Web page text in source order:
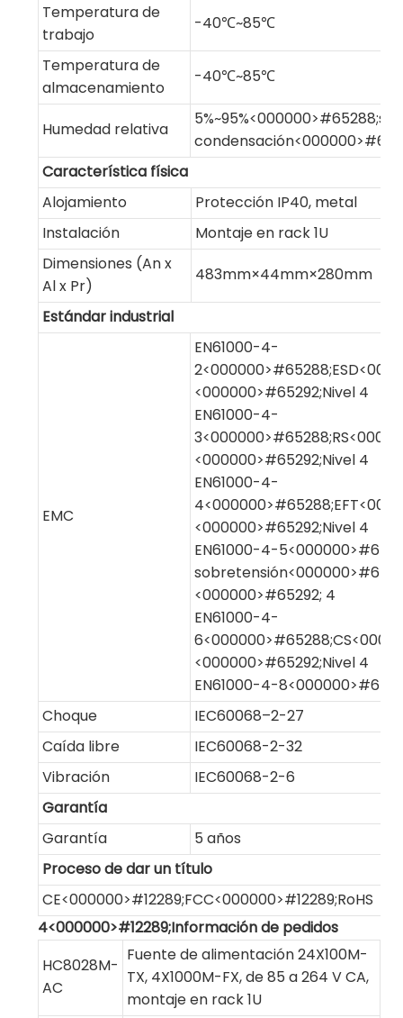
Temperatura de
trabajo
-40℃~85℃
Temperatura de
almacenamiento
-40℃~85℃
Humedad relativa
5%~95%<000000>#65288;sin
Característica física
Alojamiento
Protección IP40, metal
Instalación
Montaje en rack 1U
Dimensiones (An x
Al x Pr)
483mm×44mm×280mm
Estándar industrial
EMC
EN61000-4-
<000000>#65292;Nivel 4
EN61000-4-
<000000>#65292;Nivel 4
EN61000-4-
<000000>#65292;Nivel 4
EN61000-4-
<000000>#65292; 4
EN61000-4-
<000000>#65292;Nivel 4
EN61000-4-
Choque
IEC60068–2-27
Caída libre
IEC60068-2-32
Vibración
IEC60068-2-6
Garantía
Garantía
5 años
Proceso de dar un título
CE<000000>#12289;FCC<000000>#12289;RoHS
4<000000>#12289;Información de pedidos
HC8028M-
AC
Fuente de alimentación 24X100M-
TX, 4X1000M-FX, de 85 a 264 V CA,
montaje en rack 1U